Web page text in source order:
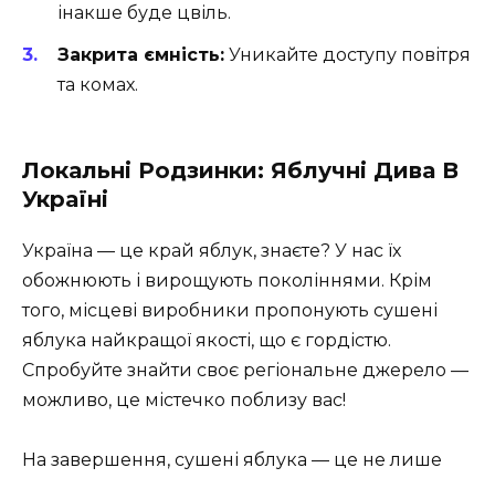
інакше буде цвіль.
Закрита ємність: Уникайте доступу повітря
та комах.
Локальні Родзинки: Яблучні Дива В
Україні
Україна — це край яблук, знаєте? У нас їх
обожнюють і вирощують поколіннями. Крім
того, місцеві виробники пропонують сушені
яблука найкращої якості, що є гордістю.
Спробуйте знайти своє регіональне джерело —
можливо, це містечко поблизу вас!
На завершення, сушені яблука — це не лише